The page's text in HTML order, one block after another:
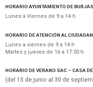
HORARIO AYUNTAMIENTO DE
Lunes a Viernes de 9 a 14 h
HORARIO DE ATENCIÓN AL
Lunes a viernes de 9 a 14 h
Martes y jueves de 16 a 17:50 h
HORARIO DE VERANO SAC – CASA
(del 15 de junio al 30 de